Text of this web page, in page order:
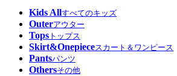
Kids Allすべてのキッズ
Outerアウター
Tops トップス
Skirt&Onepieceスカート＆ワンピース
Pantsパンツ
Othersその他